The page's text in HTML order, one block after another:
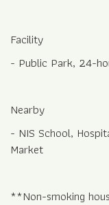
**This area no
5948678 Pawarisa
ที่อยู่ : ศุภาลัยวิลล์ โช